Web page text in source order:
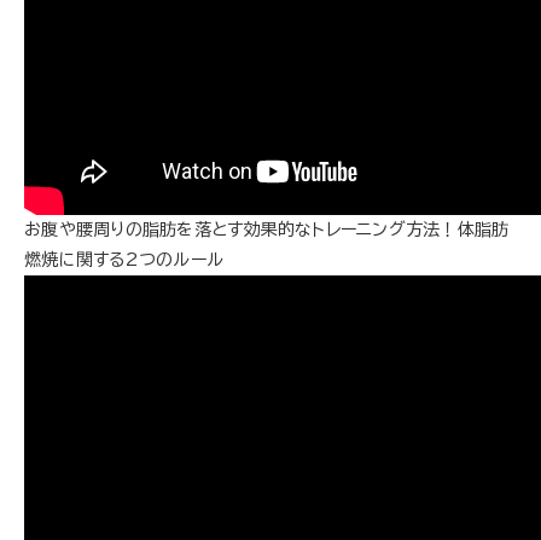
お腹や腰周りの脂肪を落とす効果的なトレーニング方法！体脂肪
燃焼に関する2つのルール